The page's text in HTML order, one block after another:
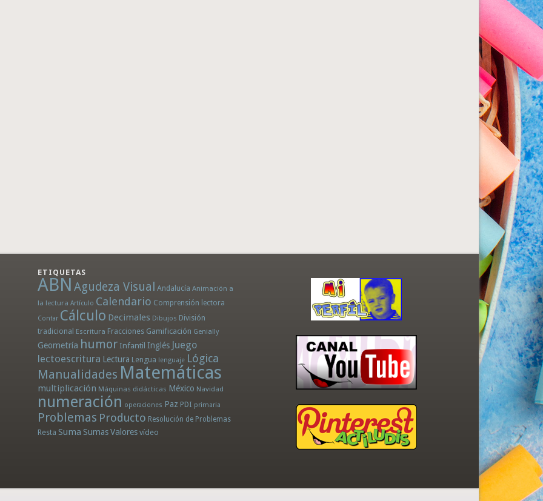
ETIQUETAS
ABN Agudeza Visual Andalucía Animación a
la lectura Artículo Calendario Comprensión lectora
Contar Cálculo Decimales Dibujos División
tradicional Escritura Fracciones Gamificación Genially
Geometría humor Infantil Inglés Juego
lectoescritura Lectura Lengua lenguaje Lógica
Manualidades Matemáticas
multiplicación Máquinas didácticas México Navidad
numeración operaciones Paz PDI primaria
Problemas Producto Resolución de Problemas
Resta Suma SumasValores vídeo